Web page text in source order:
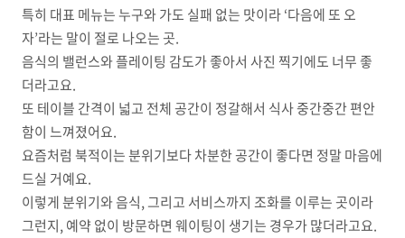
특히 대표 메뉴는 누구와 가도 실패 없는 맛이라 ‘다음에 또 오
자’라는 말이 절로 나오는 곳.
음식의 밸런스와 플레이팅 감도가 좋아서 사진 찍기에도 너무 좋
더라고요.
또 테이블 간격이 넓고 전체 공간이 정갈해서 식사 중간중간 편안
함이 느껴졌어요.
요즘처럼 북적이는 분위기보다 차분한 공간이 좋다면 정말 마음에
드실 거예요.
이렇게 분위기와 음식, 그리고 서비스까지 조화를 이루는 곳이라
그런지, 예약 없이 방문하면 웨이팅이 생기는 경우가 많더라고요.